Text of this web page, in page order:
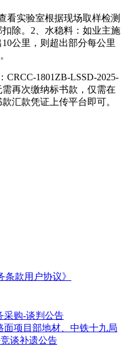
看实验室根据现场取样检测
除。2、水稳料：如业主施
公里，则超出部分每公里
1801ZB-LSSD-2025-
再次缴纳标书款，仅需在
汇款凭证上传平台即可。
条款用户协议》
采购-谈判公告
项目部地材、中铁十九局
谈补遗公告